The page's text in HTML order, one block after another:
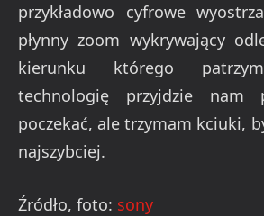
przykładowo cyfrowe
płynny zoom wykrywający
kierunku którego
technologię przyjdzie nam
poczekać, ale trzymam kciuki,
najszybciej.
Źródło, foto: sony